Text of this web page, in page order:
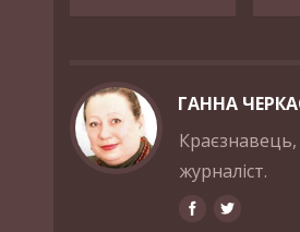
ГАННА
журналіст.